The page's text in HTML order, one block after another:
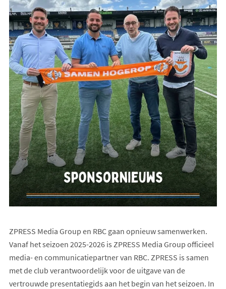
ZPRESS Media Group en RBC gaan opnieuw samenwerken.
Vanaf het seizoen 2025-2026 is ZPRESS Media Group officieel
media- en communicatiepartner van RBC. ZPRESS is samen
met de club verantwoordelijk voor de uitgave van de
vertrouwde presentatiegids aan het begin van het seizoen. In